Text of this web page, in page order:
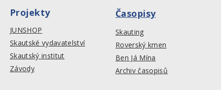
Projekty
JUNSHOP
Skautské vydavatelství
Skautský institut
Závody
Časopisy
Skauting
Roverský kmen
Ben Já Mína
Archiv časopisů